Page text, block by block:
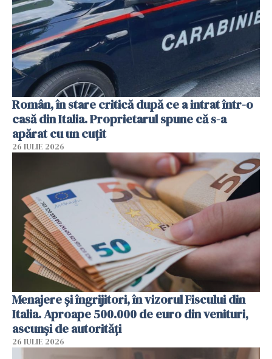
Român, în stare critică după ce a intrat într-o
casă din Italia. Proprietarul spune că s-a
apărat cu un cuțit
26 IULIE 2026
Menajere și îngrijitori, în vizorul Fiscului din
Italia. Aproape 500.000 de euro din venituri,
ascunși de autorități
26 IULIE 2026